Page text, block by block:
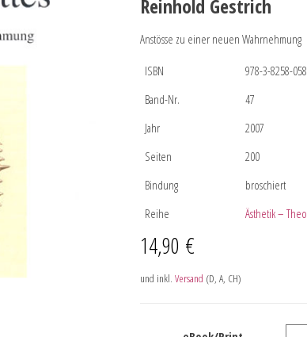
Reinhold Gestrich
Anstösse zu einer neuen Wahrnehmung
ISBN
978-3-8258-
Band-Nr.
47
Jahr
2007
Seiten
200
Bindung
broschiert
Reihe
Ästhetik –
14,90 €
und inkl. Versand (D, A, CH)